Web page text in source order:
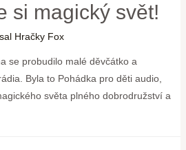
si magický svět!
Hračky Fox
se probudilo malé děvčátko a
Byla to Pohádka pro děti audio,
světa plného dobrodružství a